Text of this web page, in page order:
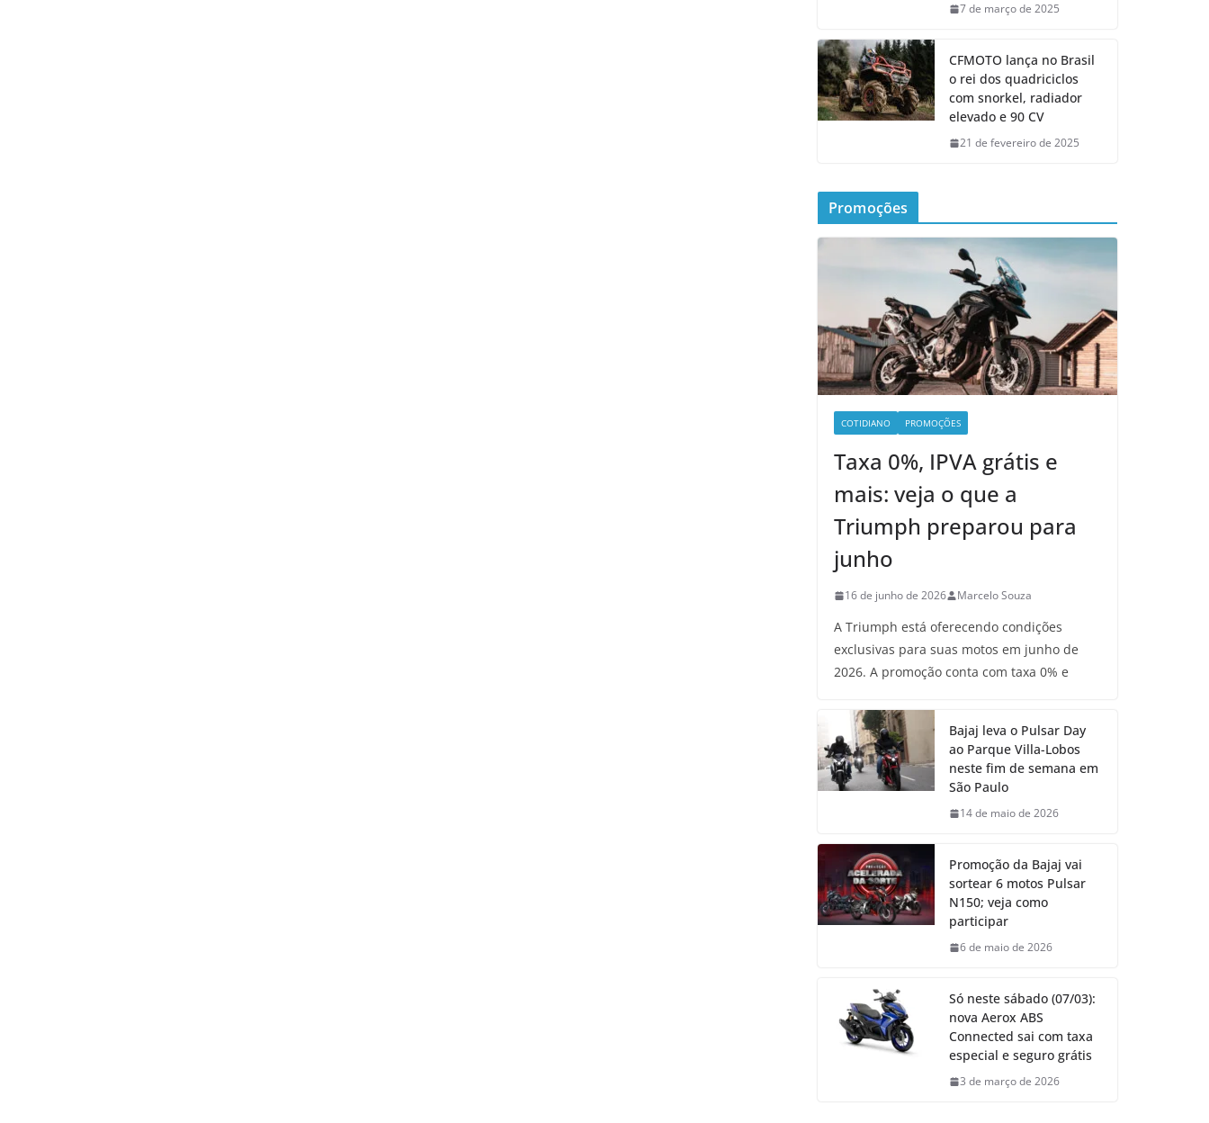
7 de março de 2025
CFMOTO lança no Brasil
o rei dos quadriciclos
com snorkel, radiador
elevado e 90 CV
21 de fevereiro de 2025
Promoções
COTIDIANO PROMOÇÕES
Taxa 0%, IPVA grátis e
mais: veja o que a
Triumph preparou para
junho
16 de junho de 2026 Marcelo Souza
A Triumph está oferecendo condições
exclusivas para suas motos em junho de
2026. A promoção conta com taxa 0% e
Bajaj leva o Pulsar Day
ao Parque Villa-Lobos
neste fim de semana em
São Paulo
14 de maio de 2026
Promoção da Bajaj vai
sortear 6 motos Pulsar
N150; veja como
participar
6 de maio de 2026
Só neste sábado (07/03):
nova Aerox ABS
Connected sai com taxa
especial e seguro grátis
3 de março de 2026